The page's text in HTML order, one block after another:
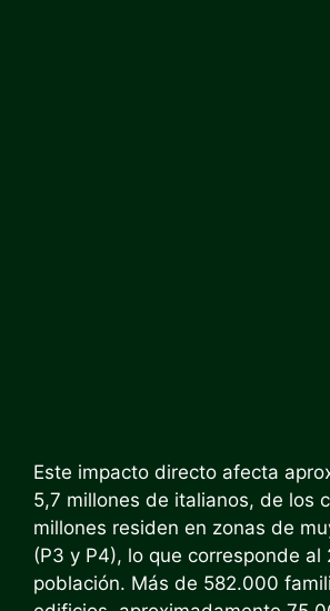
Este impacto directo afecta
5,7 millones de italianos, de los
millones residen en zonas de
(P3 y P4), lo que corresponde al
población. Más de 582.000